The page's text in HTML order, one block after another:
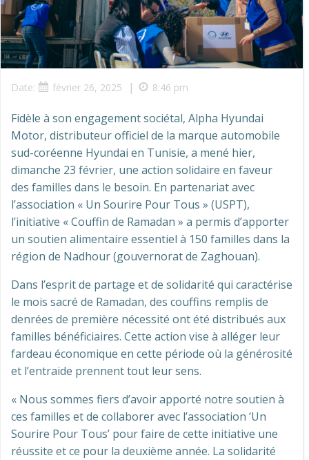
Date: février 26, 2025 | 8:46 pm
Fidèle à son engagement sociétal, Alpha Hyundai
Motor, distributeur officiel de la marque automobile
sud-coréenne Hyundai en Tunisie, a mené hier,
dimanche 23 février, une action solidaire en faveur
des familles dans le besoin. En partenariat avec
l’association « Un Sourire Pour Tous » (USPT),
l’initiative « Couffin de Ramadan » a permis d’apporter
un soutien alimentaire essentiel à 150 familles dans la
région de Nadhour (gouvernorat de Zaghouan).
Dans l’esprit de partage et de solidarité qui caractérise
le mois sacré de Ramadan, des couffins remplis de
denrées de première nécessité ont été distribués aux
familles bénéficiaires. Cette action vise à alléger leur
fardeau économique en cette période où la générosité
et l’entraide prennent tout leur sens.
« Nous sommes fiers d’avoir apporté notre soutien à
ces familles et de collaborer avec l’association ‘Un
Sourire Pour Tous’ pour faire de cette initiative une
réussite et ce pour la deuxième année. La solidarité